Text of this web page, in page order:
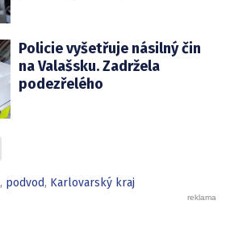
Policie vyšetřuje násilný čin
na Valašsku. Zadržela
podezřelého
, podvod, Karlovarský kraj